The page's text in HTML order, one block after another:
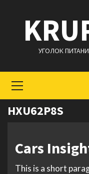
содержимому
УГОЛОК
меню
HXU62P8S
Cars
This is a short